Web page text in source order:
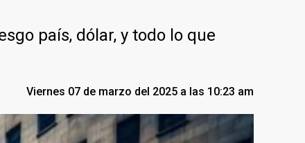
país, dólar, y todo lo que
Viernes 07 de marzo del 2025 a las 10:23 am